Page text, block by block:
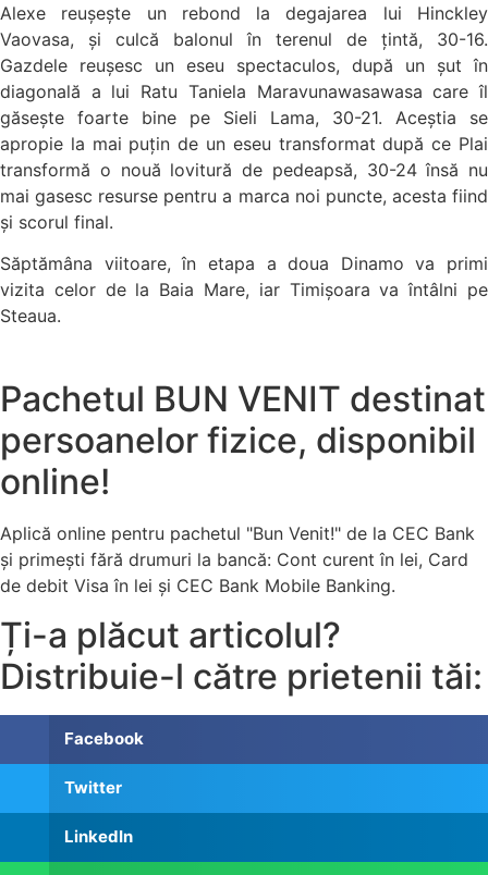
Alexe reușește un rebond la degajarea lui Hinckley
Vaovasa, și culcă balonul în terenul de țintă, 30-16.
Gazdele reușesc un eseu spectaculos, după un șut în
diagonală a lui Ratu Taniela Maravunawasawasa care îl
găsește foarte bine pe Sieli Lama, 30-21. Aceștia se
apropie la mai puțin de un eseu transformat după ce Plai
transformă o nouă lovitură de pedeapsă, 30-24 însă nu
mai gasesc resurse pentru a marca noi puncte, acesta fiind
și scorul final.
Săptămâna viitoare, în etapa a doua Dinamo va primi
vizita celor de la Baia Mare, iar Timișoara va întâlni pe
Steaua.
Pachetul BUN VENIT destinat
persoanelor fizice, disponibil
online!
Aplică online pentru pachetul "Bun Venit!" de la CEC Bank
și primești fără drumuri la bancă: Cont curent în lei, Card
de debit Visa în lei și CEC Bank Mobile Banking.​
Ți-a plăcut articolul?
Distribuie-l către prietenii tăi:
Facebook
Twitter
LinkedIn